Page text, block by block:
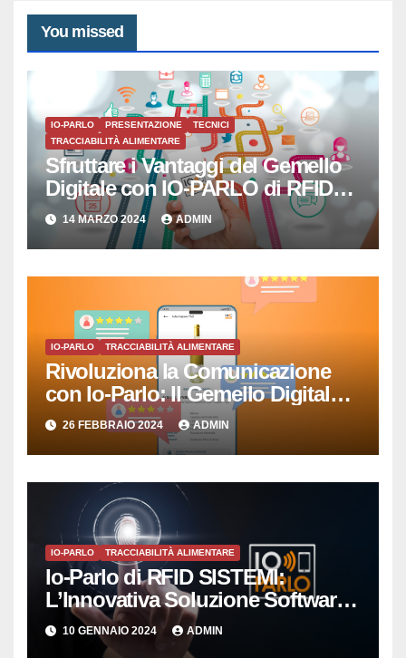
You missed
IO-PARLO PRESENTAZIONE
TECNICI
TRACCIABILITÀ ALIMENTARE
Sfruttare i Vantaggi del Gemello
Digitale con IO-PARLO di RFID
SISTEMI SRL
14 MARZO 2024 ADMIN
IO-PARLO TRACCIABILITÀ ALIMENTARE
Rivoluziona la Comunicazione
con Io-Parlo: Il Gemello Digitale
che Semplicemente Parla
26 FEBBRAIO 2024 ADMIN
IO-PARLO TRACCIABILITÀ ALIMENTARE
Io-Parlo di RFID SISTEMI:
L’Innovativa Soluzione Software
per la Gestione Intelligente delle
Copie Digitali
10 GENNAIO 2024 ADMIN